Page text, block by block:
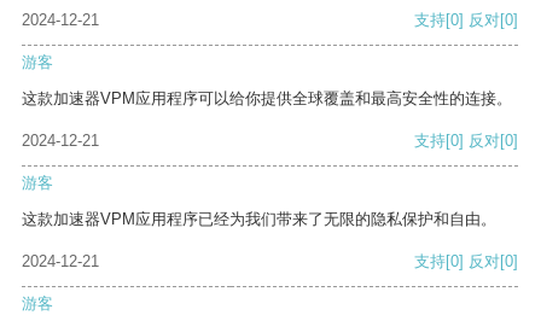
2024-12-21
支持[0] 反对[0]
游客
这款加速器VPM应用程序可以给你提供全球覆盖和最高安全性的连接。
2024-12-21 支持[0] 反对[0]
游客
这款加速器VPM应用程序已经为我们带来了无限的隐私保护和自由。
2024-12-21 支持[0] 反对[0]
游客